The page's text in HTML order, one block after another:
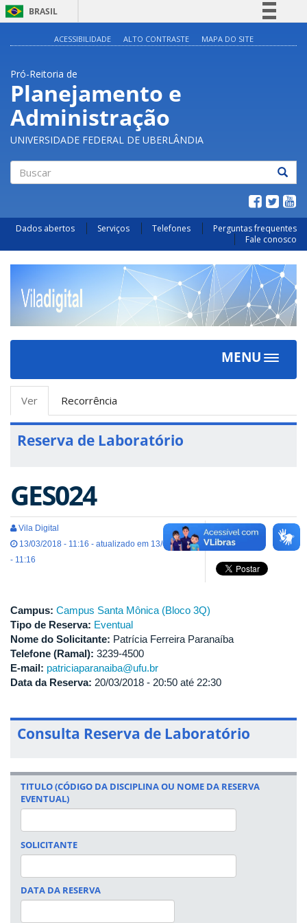
BRASIL
Acesso à informação
ACESSIBILIDADE ALTO CONTRASTE MAPA DO SITE
Pró-Reitoria de
Planejamento e
Administração
UNIVERSIDADE FEDERAL DE UBERLÂNDIA
Dados abertos Serviços Telefones
Perguntas frequentes
Fale conosco
MENU
Toggle
Abas
primárias
Ver
ativa)
Recorrência
Reserva de Laboratório
GES024
Vila Digital
13/03/2018 - 11:16 - atualizado em 13/03/2018
- 11:16
Campus: Campus Santa Mônica (Bloco 3Q)
Tipo de Reserva: Eventual
Nome do Solicitante: Patrícia Ferreira Paranaíba
Telefone (Ramal): 3239-4500
E-mail: patriciaparanaiba@ufu.br
Data da Reserva: 20/03/2018 - 20:50 até 22:30
Consulta Reserva de Laboratório
TITULO (CÓDIGO DA DISCIPLINA OU NOME DA RESERVA
EVENTUAL)
SOLICITANTE
DATA DA RESERVA